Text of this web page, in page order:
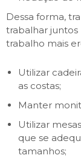
Dessa forma,
trabalhar
trabalho mais
Utilizar
as costas;
Manter
Utilizar
que se
tamanhos;